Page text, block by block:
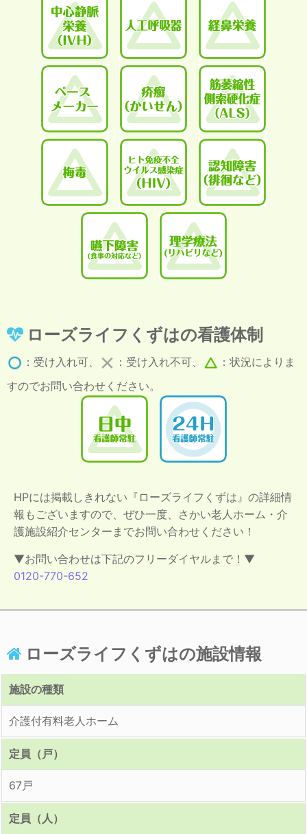
ローズライフくずはの看護体制
：受け入れ可、 ：受け入れ不可、
：状況によりま
すのでお問い合わせください。
HPには掲載しきれない『ローズライフくずは』の詳細情
報もございますので、ぜひ一度、さかい老人ホーム・介
護施設紹介センターまでお問い合わせください！
▼お問い合わせは下記のフリーダイヤルまで！▼
0120-770-652
ローズライフくずはの施設情報
施設の種類
介護付有料老人ホーム
定員（戸）
67戸
定員（人）